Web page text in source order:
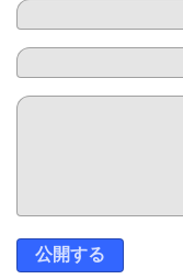
公開する